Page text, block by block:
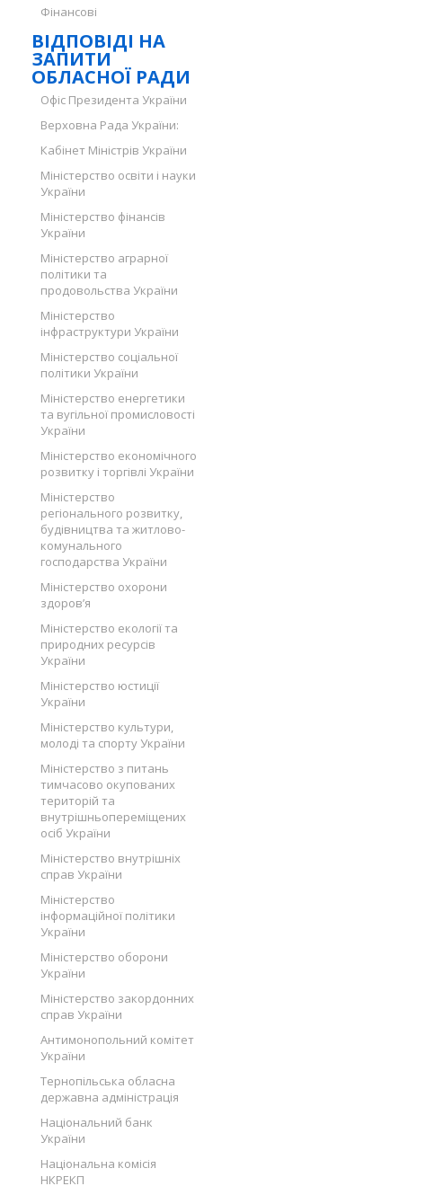
Фінансові
ВІДПОВІДІ НА
ЗАПИТИ
ОБЛАСНОЇ РАДИ
Офіс Президента України
Верховна Рада України:
Кабінет Міністрів України
Міністерство освіти і науки
України
Міністерство фінансів
України
Міністерство аграрної
політики та
продовольства України
Міністерство
інфраструктури України
Міністерство соціальної
політики України
Міністерство енергетики
та вугільної промисловості
України
Міністерство економічного
розвитку і торгівлі України
Міністерство
регіонального розвитку,
будівництва та житлово-
комунального
господарства України
Міністерство охорони
здоров’я
Міністерство екології та
природних ресурсів
України
Міністерство юстиції
України
Міністерство культури,
молоді та спорту України
Міністерство з питань
тимчасово окупованих
територій та
внутрішньопереміщених
осіб України
Міністерство внутрішніх
справ України
Міністерство
інформаційної політики
України
Міністерство оборони
України
Міністерство закордонних
справ України
Антимонопольний комітет
України
Тернопільська обласна
державна адміністрація
Національний банк
України
Національна комісія
НКРЕКП